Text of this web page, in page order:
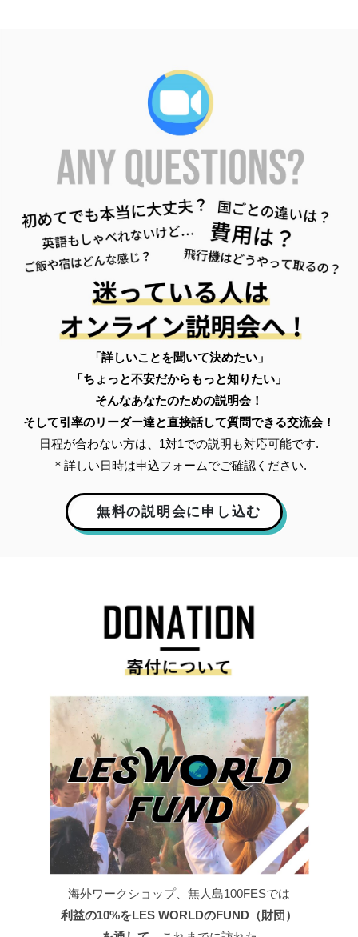
「詳しいことを聞いて決めたい」
「ちょっと不安だからもっと知りたい」
そんなあなたのための説明会！
そして引率のリーダー達と直接話して質問できる交流会！
日程が合わない方は、1対1での説明も対応可能です.
＊詳しい日時は申込フォームでご確認ください.
無料の説明会に申し込む
海外ワークショップ、無人島100FESでは
利益の10%をLES WORLDのFUND（財団）